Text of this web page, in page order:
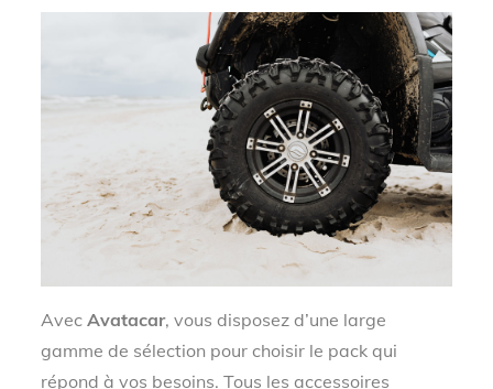
AvecAvatacar, vous disposez d’une large
gamme de sélection pour choisir le pack qui
répond à vos besoins. Tous les accessoires